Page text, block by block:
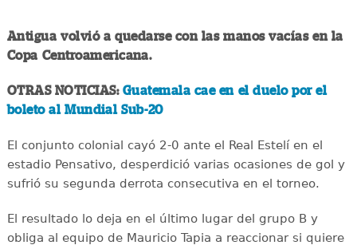
Antigua volvió a quedarse con las manos vacías en la
Copa Centroamericana.
OTRAS NOTICIAS: Guatemala cae en el duelo por el
boleto al Mundial Sub-20
El conjunto colonial cayó 2-0 ante el Real Estelí en el
estadio Pensativo, desperdició varias ocasiones de gol y
sufrió su segunda derrota consecutiva en el torneo.
El resultado lo deja en el último lugar del grupo B y
obliga al equipo de Mauricio Tapia a reaccionar si quiere